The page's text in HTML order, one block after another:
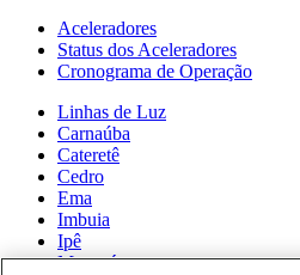
Aceleradores
Status dos Aceleradores
Cronograma de Operação
Linhas de Luz
Carnaúba
Cateretê
Cedro
Ema
Imbuia
Ipê
Manacá